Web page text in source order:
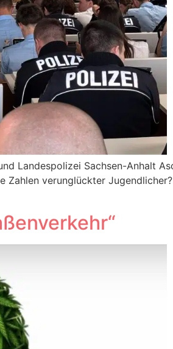
Landespolizei Sachsen-Anhalt
verunglückter